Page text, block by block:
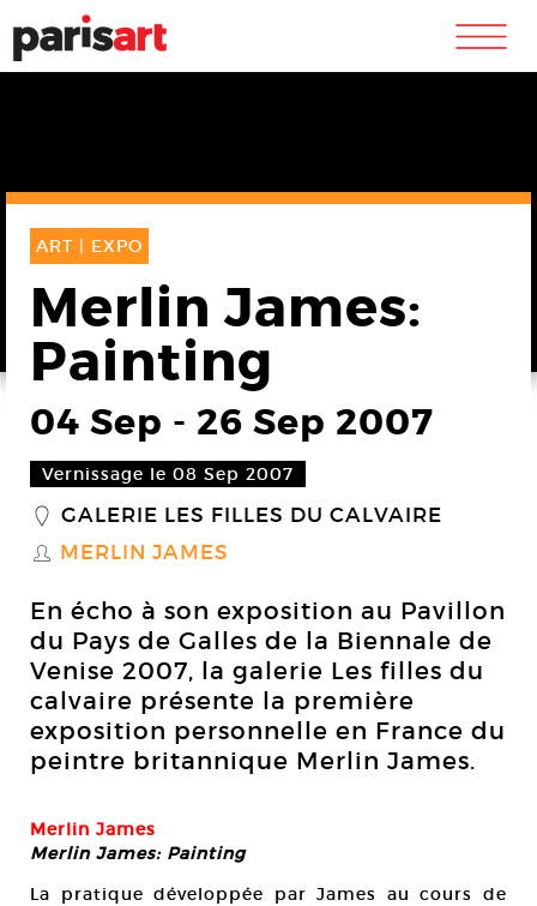
m
ART | EXPO
Merlin James:
Painting
04 Sep - 26 Sep 2007
Vernissage le 08 Sep 2007
_ GALERIE LES FILLES DU CALVAIRE
S MERLIN JAMES
En écho à son exposition au Pavillon
du Pays de Galles de la Biennale de
Venise 2007, la galerie Les filles du
calvaire présente la première
exposition personnelle en France du
peintre britannique Merlin James.
Merlin James
Merlin James: Painting
La pratique développée par James au cours de